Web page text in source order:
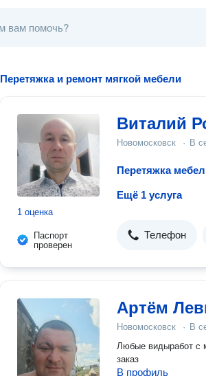
Перетяжка и ремонт мягкой мебели
1 оценка
Паспорт
проверен
Виталий
Новомосковск · В
Перетяжка
Ещё 1 услуга
Телефон
Артём
Новомосковск · В
Любые видыработ с
заказ
В профиль